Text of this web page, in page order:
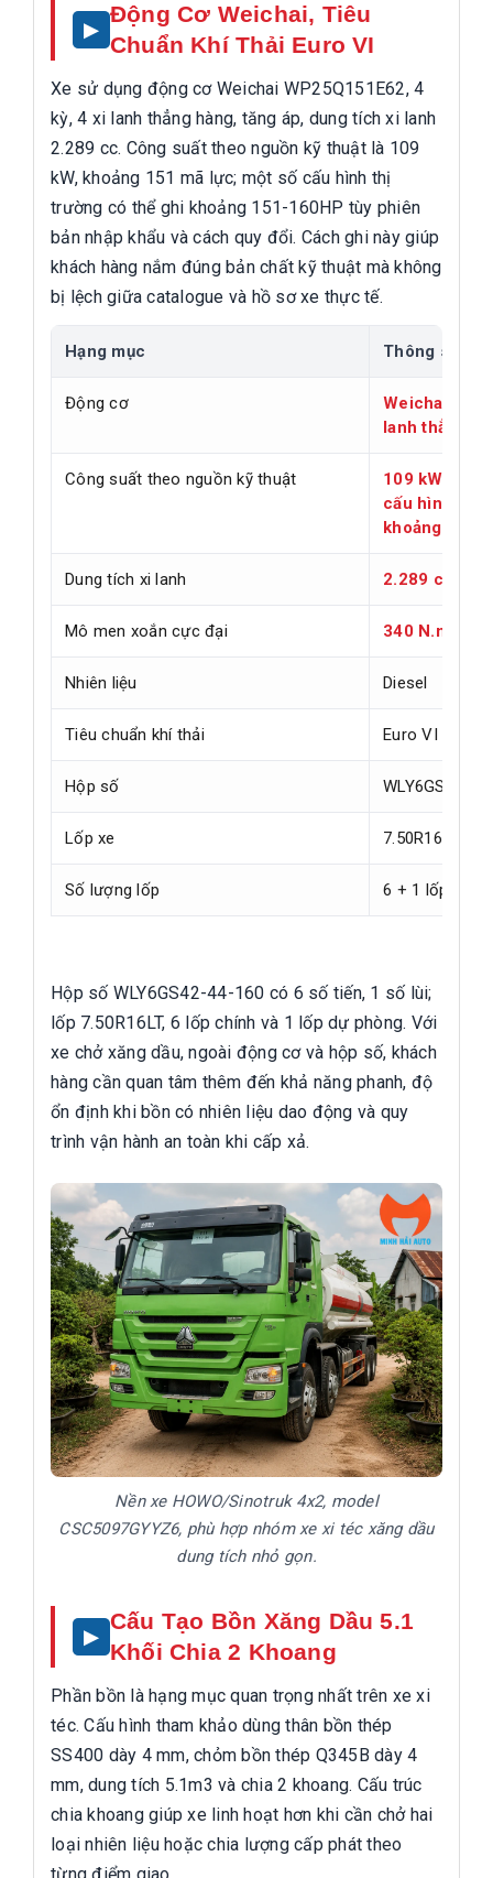
Động Cơ Weichai, Tiêu
Chuẩn Khí Thải Euro VI
Xe sử dụng động cơ Weichai WP25Q151E62, 4
kỳ, 4 xi lanh thẳng hàng, tăng áp, dung tích xi lanh
2.289 cc. Công suất theo nguồn kỹ thuật là 109
kW, khoảng 151 mã lực; một số cấu hình thị
trường có thể ghi khoảng 151-160HP tùy phiên
bản nhập khẩu và cách quy đổi. Cách ghi này giúp
khách hàng nắm đúng bản chất kỹ thuật mà không
bị lệch giữa catalogue và hồ sơ xe thực tế.
Hạng mục Thông số
Động cơ
Weichai
lanh thẳng
Công suất theo nguồn kỹ thuật
109 kW,
cấu hình thị
khoảng 151-
Dung tích xi lanh 2.289 cc
Mô men xoắn cực đại 340 N.m tại
Nhiên liệu Diesel
Tiêu chuẩn khí thải Euro VI /
Hộp số WLY6GS42-
Lốp xe 7.50R16LT
Số lượng lốp 6 + 1 lốp dự
Hộp số WLY6GS42-44-160 có 6 số tiến, 1 số lùi;
lốp 7.50R16LT, 6 lốp chính và 1 lốp dự phòng. Với
xe chở xăng dầu, ngoài động cơ và hộp số, khách
hàng cần quan tâm thêm đến khả năng phanh, độ
ổn định khi bồn có nhiên liệu dao động và quy
trình vận hành an toàn khi cấp xả.
Nền xe HOWO/Sinotruk 4x2, model
CSC5097GYYZ6, phù hợp nhóm xe xi téc xăng dầu
dung tích nhỏ gọn.
Cấu Tạo Bồn Xăng Dầu 5.1
Khối Chia 2 Khoang
Phần bồn là hạng mục quan trọng nhất trên xe xi
téc. Cấu hình tham khảo dùng thân bồn thép
SS400 dày 4 mm, chỏm bồn thép Q345B dày 4
mm, dung tích 5.1m3 và chia 2 khoang. Cấu trúc
chia khoang giúp xe linh hoạt hơn khi cần chở hai
loại nhiên liệu hoặc chia lượng cấp phát theo